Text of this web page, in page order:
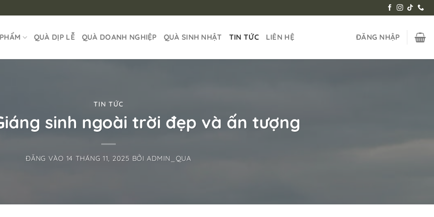
QUÀ DỊP LỄ QUÀ DOANH NGHIỆP QUÀ SINH NHẬT TIN TỨC LIÊN HỆ ĐĂNG NHẬP
TIN TỨC
sinh ngoài trời đẹp và ấn tượng
ĐĂNG VÀO 14 THÁNG 11, 2025 BỞIADMIN_QUA